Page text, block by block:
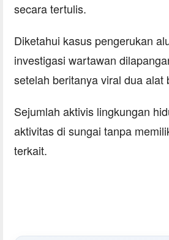
secara tertulis.
Diketahui kasus pengerukan
investigasi wartawan
setelah beritanya viral dua
Sejumlah aktivis lingkungan
aktivitas di sungai tanpa
terkait.